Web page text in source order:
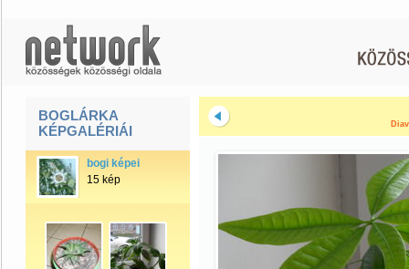
BOGLÁRKA
KÉPGALÉRIÁI
bogi képei
15 kép